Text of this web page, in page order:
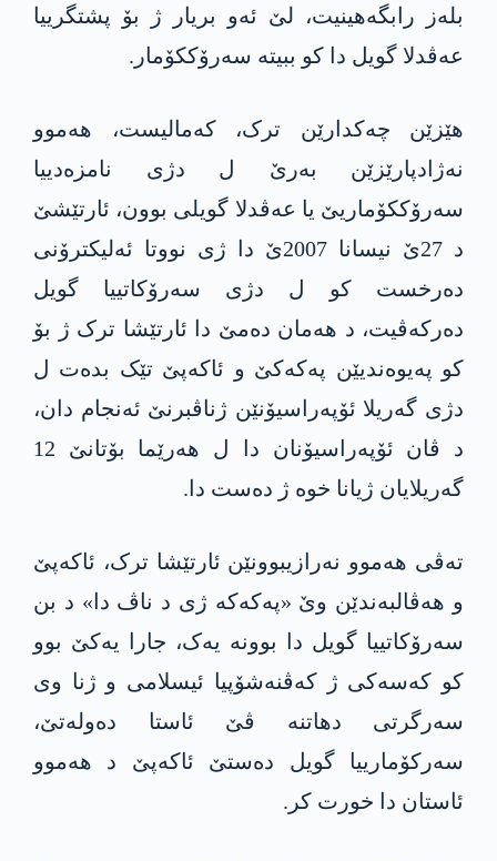
بلەز رابگەهینیت، لێ ئەو بریار ژ بۆ پشتگرییا
عەڤدلا گویل دا کو ببیتە سەرۆککۆمار.
ھێزێن چەکدارێن ترک، کەمالیست، ھەموو
نه‌ژادپارێزێن بەرێ ل دژی نامزەدییا
سەرۆککۆماریێ یا عەڤدلا گویلی بوون، ئارتێشێ
د 27ێ نیسانا 2007ێ دا ژی نووتا ئەلیکترۆنی
دەرخست کو ل دژی سەرۆکاتییا گویل
دەرکەڤیت، د ھەمان دەمێ دا ئارتێشا ترک ژ بۆ
کو پەیوەندیێن پەکەکێ و ئاکەپێ تێک بدەت ل
دژی گەریلا ئۆپەراسیۆنێن ژناڤبرنێ ئەنجام دان،
د ڤان ئۆپەراسیۆنان دا ل ھەرێما بۆتانێ 12
گەریلایان ژیانا خوە ژ دەست دا.
تەڤی ھەموو نەرازیبوونێن ئارتێشا ترک، ئاکەپێ
و ھەڤالبەندێن وێ «پەکەکە ژی د ناڤ دا» د بن
سەرۆکاتییا گویل دا بوونە یەک، جارا یەکێ بوو
کو کەسەکی ژ کەڤنەشۆپیا ئیسلامی و ژنا وی
سەرگرتی دھاتنە ڤێ ئاستا دەولەتێ،
سەرکۆمارییا گویل دەستێ ئاکەپێ د ھەموو
ئاستان دا خورت کر.